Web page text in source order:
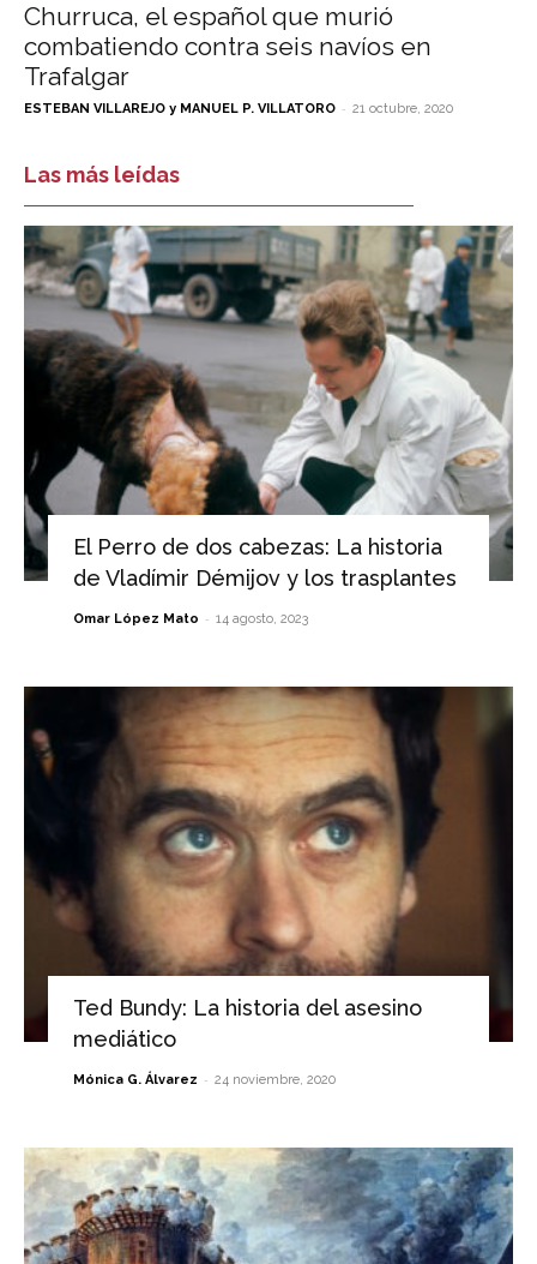
Churruca, el español que murió
combatiendo contra seis navíos en
Trafalgar
ESTEBAN VILLAREJO y MANUEL P. VILLATORO - 21 octubre, 2020
Las más leídas
El Perro de dos cabezas: La historia
de Vladímir Démijov y los trasplantes
Omar López Mato - 14 agosto, 2023
Ted Bundy: La historia del asesino
mediático
Mónica G. Álvarez - 24 noviembre, 2020